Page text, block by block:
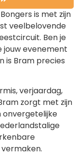
is met zijn
veelbelovende
Ben je
jouw evenement
is Bram precies
verjaardag,
zorgt met zijn
onvergetelijke